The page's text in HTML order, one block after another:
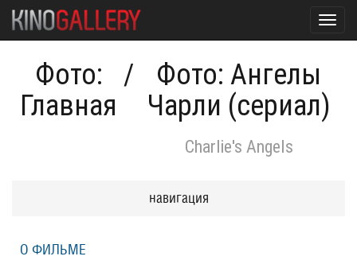
Фото:
Главная
/
Фото: Ангелы
Чарли (сериал)
Charlie's Angels
навигация
О ФИЛЬМЕ